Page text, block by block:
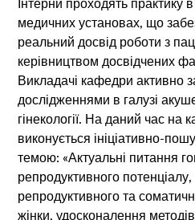
медичних установах, що
реальний досвід роботи з
керівництвом досвідчених
Викладачі кафедри активно
дослідженнями в галузі
гінекології. На даний час на
виконується ініціативно-
темою: «Актуальні питання
репродуктивного потенціалу,
репродуктивного та
жінки, удосконалення